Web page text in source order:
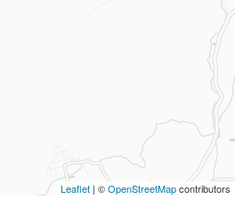
Leaflet | ©OpenStreetMapcontributors